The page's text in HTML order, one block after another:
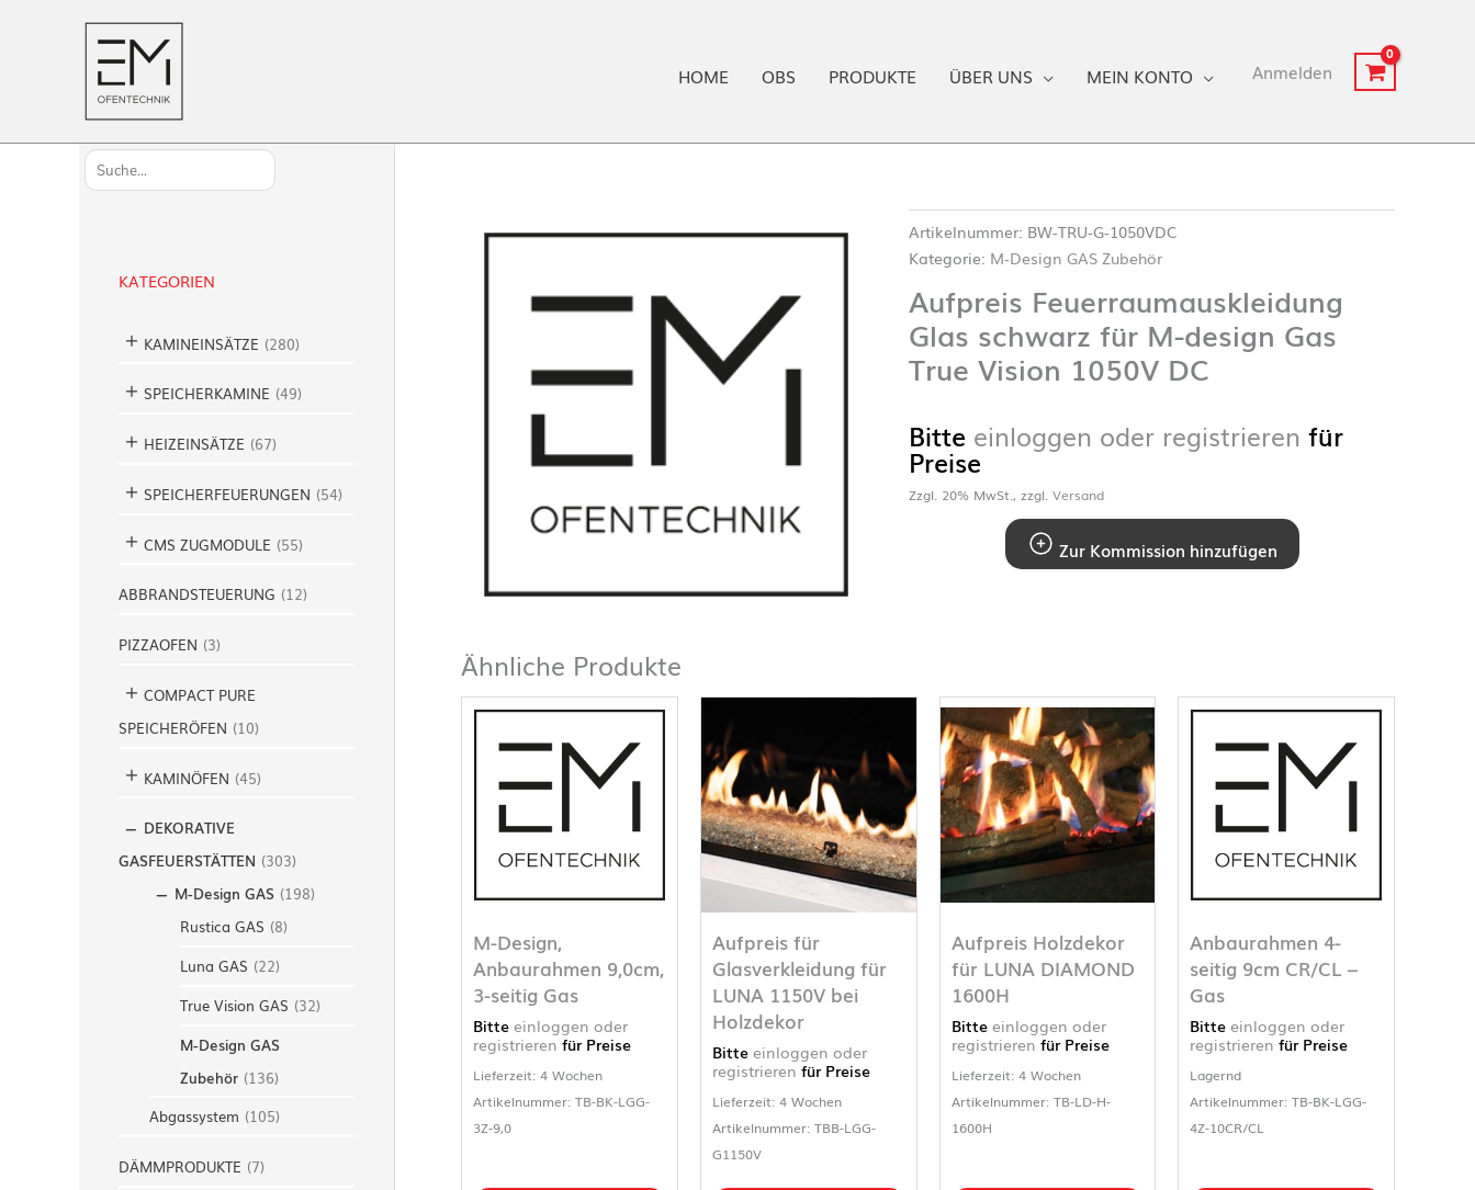
HOME OBS PRODUKTE ÜBER UNS MEIN KONTO Anmelden
S
u
KATEGORIEN
KAMINEINSÄTZE (280)
SPEICHERKAMINE (49)
HEIZEINSÄTZE (67)
SPEICHERFEUERUNGEN (54)
CMS ZUGMODULE (55)
ABBRANDSTEUERUNG (12)
PIZZAOFEN (3)
COMPACT PURE
SPEICHERÖFEN (10)
KAMINÖFEN (45)
DEKORATIVE
GASFEUERSTÄTTEN (303)
M-Design GAS (198)
Rustica GAS (8)
Luna GAS (22)
True Vision GAS (32)
M-Design GAS
Zubehör (136)
Abgassystem (105)
DÄMMPRODUKTE (7)
Artikelnummer: BW-TRU-G-1050VDC
Kategorie: M-Design GAS Zubehör
Aufpreis Feuerraumauskleidung
Glas schwarz für M-design Gas
True Vision 1050V DC
Bitte einloggen oder registrieren für
Preise
Zzgl. 20% MwSt., zzgl.Versand
Zur Kommission hinzufügen
Ähnliche Produkte
M-Design,
Anbaurahmen 9,0cm,
3-seitig Gas
Bitte einloggen oder
registrieren für Preise
Lieferzeit: 4 Wochen
Artikelnummer: TB-BK-LGG-
3Z-9,0
Aufpreis für
Glasverkleidung für
LUNA 1150V bei
Holzdekor
Bitte einloggen oder
registrieren für Preise
Lieferzeit: 4 Wochen
Artikelnummer: TBB-LGG-
G1150V
Aufpreis Holzdekor
für LUNA DIAMOND
1600H
Bitte einloggen oder
registrieren für Preise
Lieferzeit: 4 Wochen
Artikelnummer: TB-LD-H-
1600H
Anbaurahmen 4-
seitig 9cm CR/CL –
Gas
Bitteeinloggen oder
registrieren für Preise
Lagernd
Artikelnummer: TB-BK-LGG-
4Z-10CR/CL